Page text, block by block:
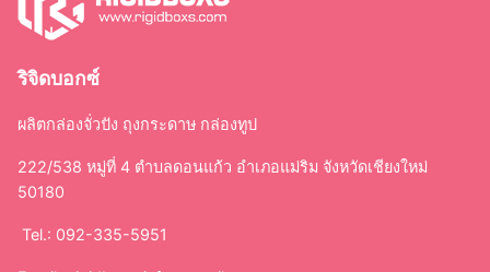
ริจิดบอกซ์
ผลิตกล่องจั่วปัง ถุงกระดาษ กล่องทูป
222/538 หมู่ที่ 4 ตำบลดอนแก้ว อำเภอแม่ริม จังหวัดเชียงใหม่
50180
Tel.: 092-335-5951